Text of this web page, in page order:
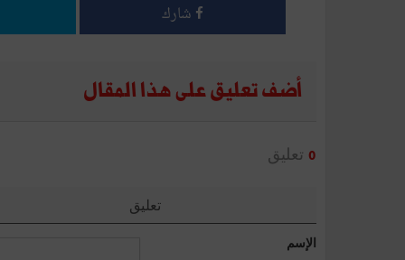
شارك
أضف تعليق على هذا المقال
0 تعليق
تعليق
الإسم